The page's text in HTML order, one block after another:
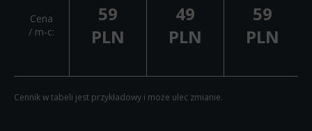
Cena
/ m-c:
59
PLN
49
PLN
59
PLN
Cennik w tabeli jest przykładowy i może ulec zmianie.